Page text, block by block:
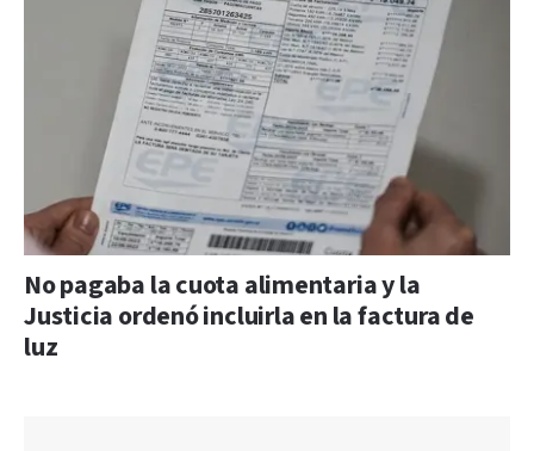
No pagaba la cuota alimentaria y la
Justicia ordenó incluirla en la factura de
luz